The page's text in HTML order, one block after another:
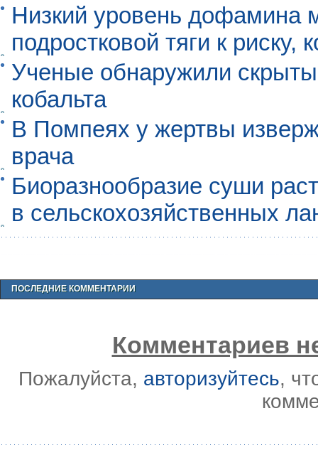
Низкий уровень дофамина
подростковой тяги к риску,
Ученые обнаружили
кобальта
В Помпеях у жертвы
врача
Биоразнообразие суши
в сельскохозяйственных
ПОСЛЕДНИЕ КОММЕНТАРИИ
Комментариев
Пожалуйста, авторизуйтесь,